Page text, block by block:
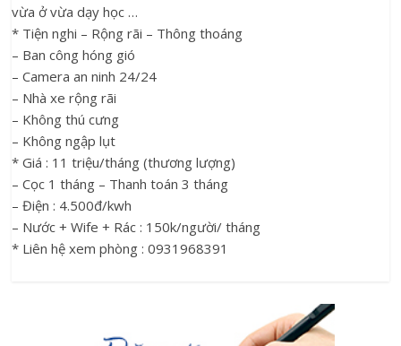
vừa ở vừa dạy học …
* Tiện nghi – Rộng rãi – Thông thoáng
– Ban công hóng gió
– Camera an ninh 24/24
– Nhà xe rộng rãi
– Không thú cưng
– Không ngập lụt
* Giá : 11 triệu/tháng (thương lượng)
– Cọc 1 tháng – Thanh toán 3 tháng
– Điện : 4.500đ/kwh
– Nước + Wife + Rác : 150k/người/ tháng
* Liên hệ xem phòng : 0931968391